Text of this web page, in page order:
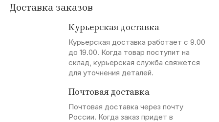
Доставка заказов
Курьерская доставка
Курьерская доставка работает с 9.00
до 19.00. Когда товар поступит на
склад, курьерская служба свяжется
для уточнения деталей.
Почтовая доставка
Почтовая доставка через почту
России. Когда заказ придет в